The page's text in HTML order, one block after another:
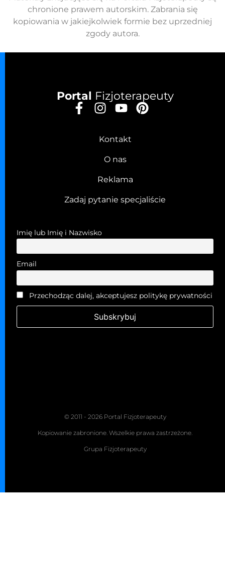
chronione prawem autorskim. Zabrania się
kopiowania w jakiejkolwiek formie bez uprzedniej
zgody autora.
Portal Fizjoterapeuty
Kontakt
O nas
Reklama
Zadaj pytanie specjaliście
Imię lub Imię i Nazwisko
Email
Przechodząc dalej, akceptujesz politykę prywatności
© 2011 - 2026 Portal Fizjoterapeuty
Kopiowanie zabronione. Wszelkie prawa zastrzeżone.
Grupa Fizjoterapeuty